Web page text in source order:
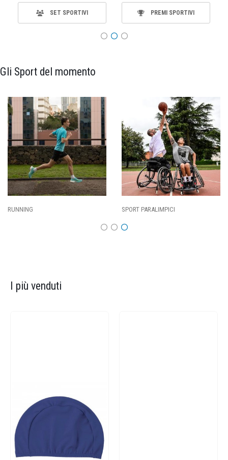
SET SPORTIVI PREMI SPORTIVI
Gli Sport del momento
CALCIO
I più venduti